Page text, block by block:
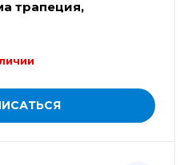
трапеция,